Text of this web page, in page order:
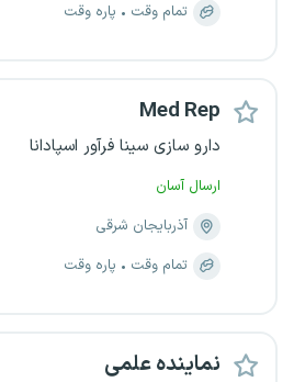
تمام وقت
پاره وقت
Med Rep
دارو سازی سینا فرآور اسپادانا
ارسال آسان
آذربایجان شرقی
تمام وقت
پاره وقت
نماینده علمی